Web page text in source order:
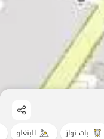
بات نواز البنغلو